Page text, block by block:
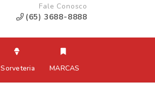
Fale Conosco
(65) 3688-8888
Sorveteria MARCAS